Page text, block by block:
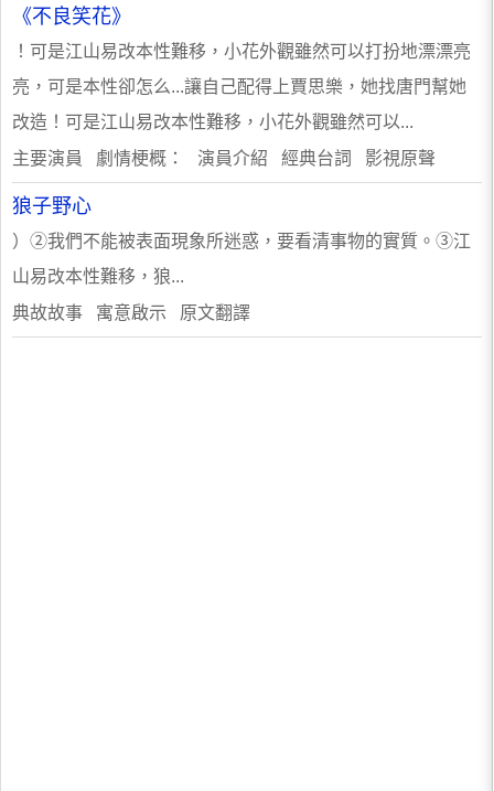
《不良笑花》
！可是江山易改本性難移，小花外觀雖然可以打扮地漂漂亮
亮，可是本性卻怎么...讓自己配得上賈思樂，她找唐門幫她
改造！可是江山易改本性難移，小花外觀雖然可以...
主要演員 劇情梗概： 演員介紹 經典台詞 影視原聲
狼子野心
）②我們不能被表面現象所迷惑，要看清事物的實質。③江
山易改本性難移，狼...
典故故事 寓意啟示 原文翻譯